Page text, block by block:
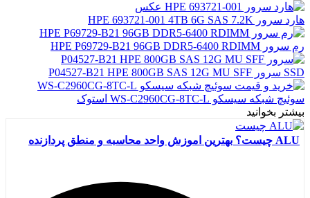
هارد سرور HPE 693721-001 4TB 6G SAS 7.2K
رم سرور HPE P69729-B21 96GB DDR5-6400 RDIMM
SSD سرور P04527-B21 HPE 800GB SAS 12G MU SFF
سوئیچ شبکه سیسکو WS-C2960CG-8TC-L استوک
بیشتر بخوانید
ALU چیست؟ بهترین اموزش واحد محاسبه و منطق پردازنده